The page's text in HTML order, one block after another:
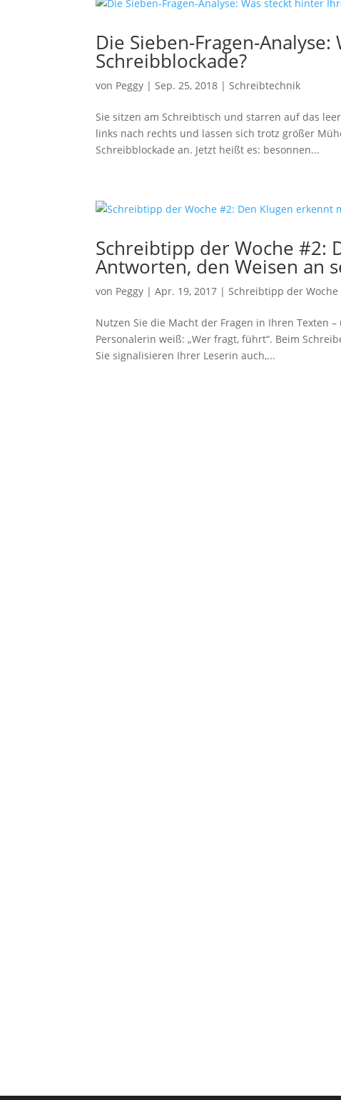
Die Sieben-Fragen-
Schreibblockade?
von Peggy |Sep. 25, 2018 |Schreibtechnik
Sie sitzen am Schreibtisch und starren auf das
links nach rechts und lassen sich trotz größer
Schreibblockade an. Jetzt heißt es: besonnen...
Schreibtipp der Woche #2:
Antworten, den Weisen an
von Peggy |Apr. 19, 2017 |Schreibtipp der Woche
Nutzen Sie die Macht der Fragen in Ihren Texten
Personalerin weiß: „Wer fragt, führt“. Beim
Sie signalisieren Ihrer Leserin auch,...